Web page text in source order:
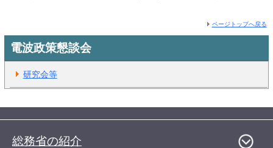
ページトップへ戻る
電波政策懇談会
研究会等
総務省の紹介